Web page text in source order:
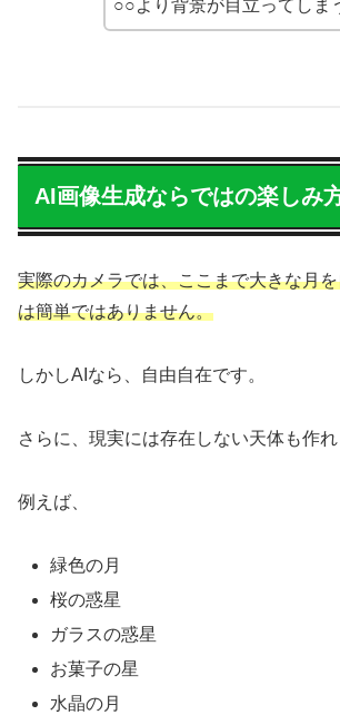
○○より背景が目立ってしま
AI画像生成ならではの楽しみ
実際のカメラでは、ここまで大きな月
は簡単ではありません。
しかしAIなら、自由自在です。
さらに、現実には存在しない天体も作れ
例えば、
緑色の月
桜の惑星
ガラスの惑星
お菓子の星
水晶の月